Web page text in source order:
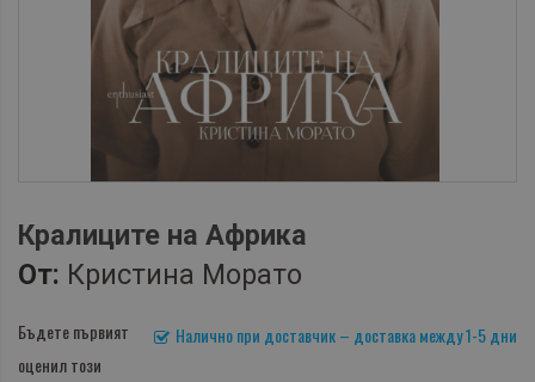
Кралиците на Африка
От: Кристина Морато
Налично при доставчик – доставка между 1-5 дни
Бъдете първият
оценил този